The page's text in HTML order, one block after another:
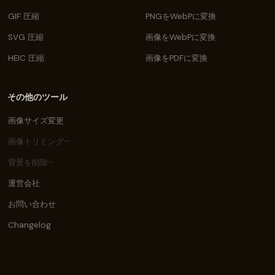
GIF 圧縮
SVG 圧縮
HEIC 圧縮
PNGをWebPに変換
画像をWebPに変換
画像をPDFに変換
その他のツール
画像サイズ変更
画像トリミング
背景を削除
運営会社
お問い合わせ
Changelog